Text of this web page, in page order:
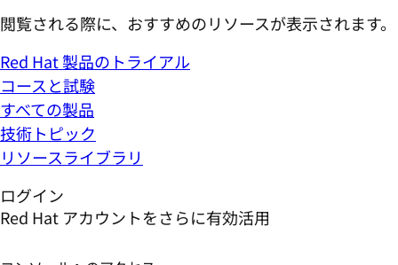
閲覧される際に、おすすめのリソースが表示されます。
Red Hat 製品のトライアル
コースと試験
すべての製品
技術トピック
リソースライブラリ
ログイン
Red Hat アカウントをさらに有効活用